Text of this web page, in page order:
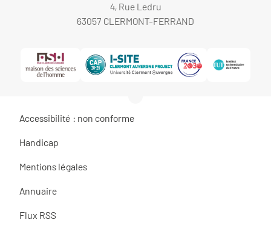
4, Rue Ledru
63057 CLERMONT-FERRAND
Accessibilité : non conforme
Handicap
Mentions légales
Annuaire
Flux RSS